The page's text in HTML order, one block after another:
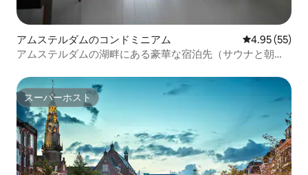
アムステルダムのコンドミニアム レビュー55
4.95 (55)
アムステルダムの湖畔にある豪華な宿泊先（サウナと朝食
スーパーホスト
スーパーホスト